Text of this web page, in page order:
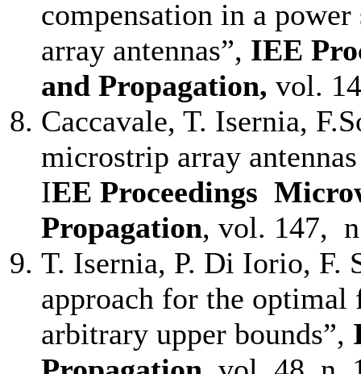
compensation in a
array antennas”, IEE
and Propagation, vol.
Caccavale, T. Isernia,
microstrip array
IEE Proceedings
Propagation, vol. 147,
T. Isernia, P. Di Iorio, F.
approach for the
arbitrary upper bounds”,